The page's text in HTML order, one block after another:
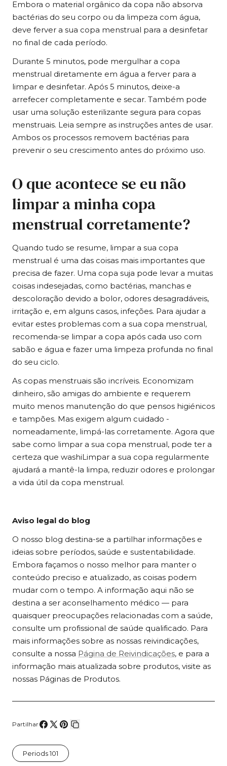
Embora o material orgânico da copa não absorva
bactérias do seu corpo ou da limpeza com água,
deve ferver a sua copa menstrual para a desinfetar
no final de cada período.
Durante 5 minutos, pode mergulhar a copa
menstrual diretamente em água a ferver para a
limpar e desinfetar. Após 5 minutos, deixe-a
arrefecer completamente e secar. Também pode
usar uma solução esterilizante segura para copas
menstruais. Leia sempre as instruções antes de usar.
Ambos os processos removem bactérias para
prevenir o seu crescimento antes do próximo uso.
O que acontece se eu não
limpar a minha copa
menstrual corretamente?
Quando tudo se resume, limpar a sua copa
menstrual é uma das coisas mais importantes que
precisa de fazer. Uma copa suja pode levar a muitas
coisas indesejadas, como bactérias, manchas e
descoloração devido a bolor, odores desagradáveis,
irritação e, em alguns casos, infeções. Para ajudar a
evitar estes problemas com a sua copa menstrual,
recomenda-se limpar a copa após cada uso com
sabão e água e fazer uma limpeza profunda no final
do seu ciclo.
As copas menstruais são incríveis. Economizam
dinheiro, são amigas do ambiente e requerem
muito menos manutenção do que pensos higiénicos
e tampões. Mas exigem algum cuidado -
nomeadamente, limpá-las corretamente. Agora que
sabe como limpar a sua copa menstrual, pode ter a
certeza que washiLimpar a sua copa regularmente
ajudará a mantê-la limpa, reduzir odores e prolongar
a vida útil da copa menstrual.
Aviso legal do blog
O nosso blog destina-se a partilhar informações e
ideias sobre períodos, saúde e sustentabilidade.
Embora façamos o nosso melhor para manter o
conteúdo preciso e atualizado, as coisas podem
mudar com o tempo. A informação aqui não se
destina a ser aconselhamento médico — para
quaisquer preocupações relacionadas com a saúde,
consulte um profissional de saúde qualificado. Para
mais informações sobre as nossas reivindicações,
consulte a nossa Página de Reivindicações, e para a
informação mais atualizada sobre produtos, visite as
nossas Páginas de Produtos.
Partilhar
no
Facebook
no
X
no
Pinterest
Periods 101